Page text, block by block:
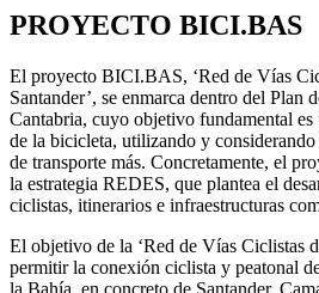
PROYECTO BICI.BAS
El proyecto BICI.BAS, ‘Red de Vías
Santander’, se enmarca dentro del
Cantabria, cuyo objetivo fundamental
de la bicicleta, utilizando y
de transporte más. Concretamente, el
la estrategia REDES, que plantea el
ciclistas, itinerarios e infraestructuras
El objetivo de la ‘Red de Vías Ciclistas
permitir la conexión ciclista y peatonal